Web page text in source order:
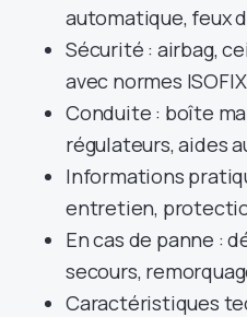
automatique, feux
Sécurité : airbag,
avec normes
Conduite : boîte
régulateurs, aides
Informations
entretien,
En cas de panne :
secours,
Caractéristiques